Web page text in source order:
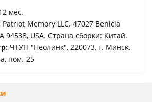
мес.
Patriot Memory LLC. 47027 Benicia
94538, USA. Страна сборки: Китай.
ЧТУП "Неолинк", 220073, г. Минск,
пом. 25